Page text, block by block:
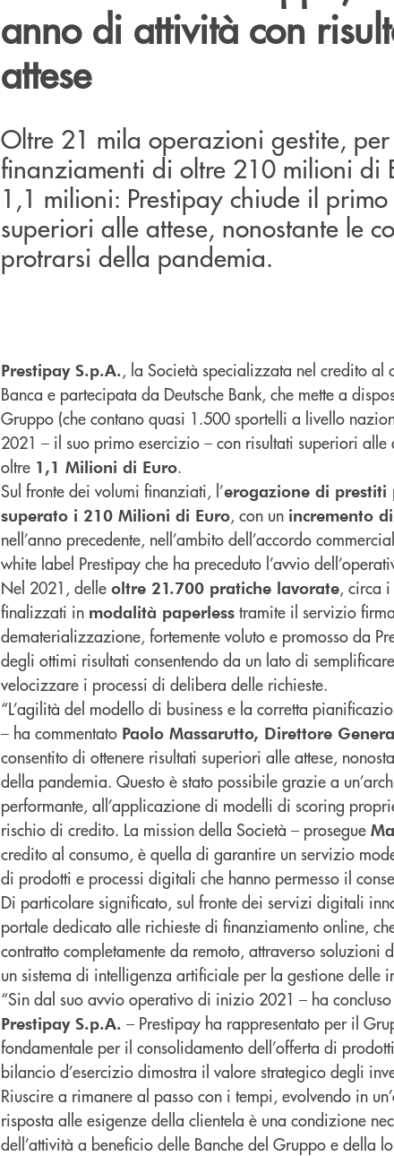
anno di attività con
attese
Oltre 21 mila operazioni gestite,
finanziamenti di oltre 210 milioni di
1,1 milioni: Prestipay chiude il
superiori alle attese, nonostante le
protrarsi della pandemia.
Prestipay S.p.A., la Società specializzata nel credito al
Banca e partecipata da Deutsche Bank, che mette a
Gruppo (che contano quasi 1.500 sportelli a livello
2021 – il suo primo esercizio – con risultati superiori alle
oltre 1,1 Milioni di Euro.
Sul fronte dei volumi finanziati, l’erogazione di prestiti
superato i 210 Milioni di Euro, con un incremento
nell’anno precedente, nell’ambito dell’accordo
white label Prestipay che ha preceduto l’avvio
Nel 2021, delle oltre 21.700 pratiche lavorate, circa i
finalizzati in modalità paperless tramite il servizio
dematerializzazione, fortemente voluto e promosso da
degli ottimi risultati consentendo da un lato di
velocizzare i processi di delibera delle richieste.
“L’agilità del modello di business e la corretta
– ha commentato Paolo Massarutto, Direttore
consentito di ottenere risultati superiori alle attese,
della pandemia. Questo è stato possibile grazie a
performante, all’applicazione di modelli di scoring
rischio di credito. La mission della Società – prosegue
credito al consumo, è quella di garantire un servizio
di prodotti e processi digitali che hanno permesso il
Di particolare significato, sul fronte dei servizi digitali
portale dedicato alle richieste di finanziamento online,
contratto completamente da remoto, attraverso
un sistema di intelligenza artificiale per la gestione delle
“Sin dal suo avvio operativo di inizio 2021 – ha concluso
Prestipay S.p.A. – Prestipay ha rappresentato per il
fondamentale per il consolidamento dell’offerta di
bilancio d’esercizio dimostra il valore strategico degli
Riuscire a rimanere al passo con i tempi, evolvendo in
risposta alle esigenze della clientela è una condizione
dell’attività a beneficio delle Banche del Gruppo e della